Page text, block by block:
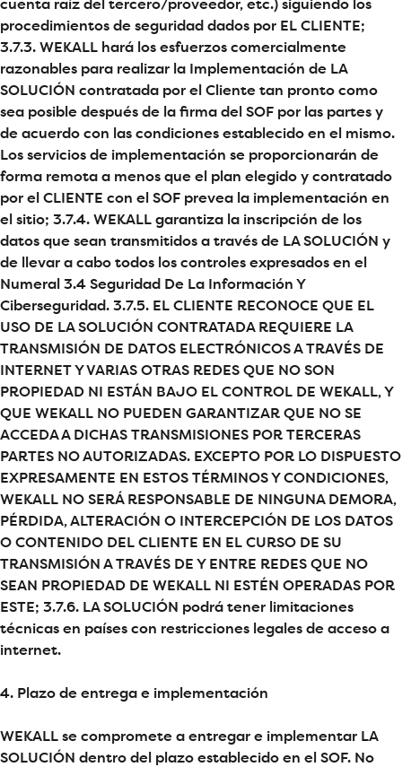
cuenta raíz del tercero/proveedor, etc.) siguiendo los
procedimientos de seguridad dados por EL CLIENTE;
3.7.3. WEKALL hará los esfuerzos comercialmente
razonables para realizar la Implementación de LA
SOLUCIÓN contratada por el Cliente tan pronto como
sea posible después de la firma del SOF por las partes y
de acuerdo con las condiciones establecido en el mismo.
Los servicios de implementación se proporcionarán de
forma remota a menos que el plan elegido y contratado
por el CLIENTE con el SOF prevea la implementación en
el sitio; 3.7.4. WEKALL garantiza la inscripción de los
datos que sean transmitidos a través de LA SOLUCIÓN y
de llevar a cabo todos los controles expresados en el
Numeral 3.4 Seguridad De La Información Y
Ciberseguridad. 3.7.5. EL CLIENTE RECONOCE QUE EL
USO DE LA SOLUCIÓN CONTRATADA REQUIERE LA
TRANSMISIÓN DE DATOS ELECTRÓNICOS A TRAVÉS DE
INTERNET Y VARIAS OTRAS REDES QUE NO SON
PROPIEDAD NI ESTÁN BAJO EL CONTROL DE WEKALL, Y
QUE WEKALL NO PUEDEN GARANTIZAR QUE NO SE
ACCEDA A DICHAS TRANSMISIONES POR TERCERAS
PARTES NO AUTORIZADAS. EXCEPTO POR LO DISPUESTO
EXPRESAMENTE EN ESTOS TÉRMINOS Y CONDICIONES,
WEKALL NO SERÁ RESPONSABLE DE NINGUNA DEMORA,
PÉRDIDA, ALTERACIÓN O INTERCEPCIÓN DE LOS DATOS
O CONTENIDO DEL CLIENTE EN EL CURSO DE SU
TRANSMISIÓN A TRAVÉS DE Y ENTRE REDES QUE NO
SEAN PROPIEDAD DE WEKALL NI ESTÉN OPERADAS POR
ESTE; 3.7.6. LA SOLUCIÓN podrá tener limitaciones
técnicas en países con restricciones legales de acceso a
internet.
4. Plazo de entrega e implementación
WEKALL se compromete a entregar e implementar LA
SOLUCIÓN dentro del plazo establecido en el SOF. No